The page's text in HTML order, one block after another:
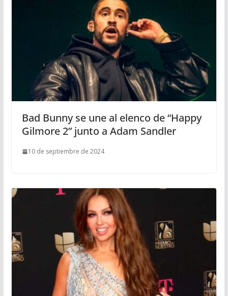
Bad Bunny se une al elenco de “Happy
Gilmore 2” junto a Adam Sandler
10 de septiembre de 2024